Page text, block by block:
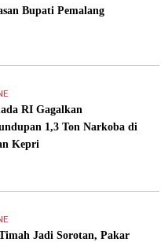
Bupati Pemalang
RI Gagalkan
1,3 Ton Narkoba di
Kepri
Jadi Sorotan, Pakar